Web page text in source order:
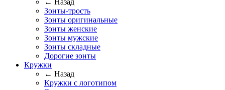
Зонты-трость
Зонты оригинальные
Зонты женские
Зонты мужские
Зонты складные
Дорогие зонты
Кружки
← Назад
Кружки с логотипом